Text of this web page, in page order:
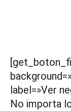
label=»Ver
No importa